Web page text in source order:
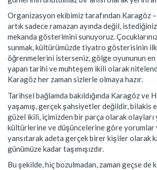
Organizasyon ekibimiz tarafından Karagöz
artık sadece ramazan ayında değil,
mekanda gösterimini sunuyoruz.
sunmak, kültürümüzde tiyatro gösterisinin
öğrenmelerini isterseniz, gölge oyununun en
yapan tarihi ve muhteşem ikili olarak
Karagöz her zaman sizlerle olmaya hazır.
Tarihsel bağlamda bakıldığında Karagöz ve
yaşamış, gerçek şahsiyetler değildir, bilakis
güzel ikili, içimizden bir parça olarak olayları
kültürlerine ve düşüncelerine göre yorumlar
yansıtarak adeta gerçek birer kişiler olarak
günümüze kadar taşımışızdır.
Bu şekilde, hiç bozulmadan, zaman geçse de